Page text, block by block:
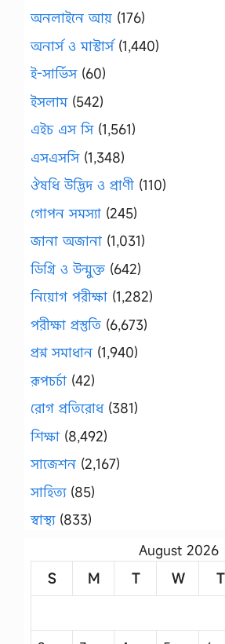
অনলাইনে আয় (176)
অনার্স ও মাস্টার্স(1,440)
ই-সার্ভিস(60)
ইসলাম(542)
এইচ এস সি(1,561)
এসএসসি(1,348)
ঔষধি উদ্ভিদ ও প্রাণী (110)
গোপন সমস্যা (245)
জানা অজানা (1,031)
ডিগ্রি ও উন্মুক্ত (642)
নিয়োগ পরীক্ষা (1,282)
পরীক্ষা প্রস্তুতি (6,673)
প্রশ্ন সমাধান (1,940)
রূপচর্চা (42)
রোগ প্রতিরোধ(381)
শিক্ষা (8,492)
সাজেশন (2,167)
সাহিত্য(85)
স্বাস্থ্য(833)
August 2026
S
M T W T